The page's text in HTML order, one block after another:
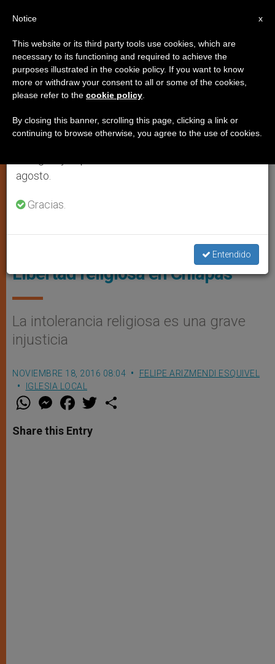
IGLESIA LOCAL
Procesion De Santo Tomas Apóstol. (Wikicommons - Maribel2912)
Libertad religiosa en Chiapas
La intolerancia religiosa es una grave
injusticia
NOVIEMBRE 18, 2016 08:04
FELIPE ARIZMENDI ESQUIVEL
IGLESIA LOCAL
W
t
s
M
e
s
e
F
a
e
b
w
Share this Entry
×
Aviso importante
Del 27 de julio al 7 de agosto haremos la pausa
anual, aprovechando que en el periodo de verano
se generan menos informaciones y también el
agosto.
Gracias.
Entendido
x
Notice
This website or its third party tools use cookies, which are
necessary to its functioning and required to achieve the
purposes illustrated in the cookie policy. If you want to know
more or withdraw your consent to all or some of the cookies,
please refer to the cookie policy
By closing this banner, scrolling this page, clicking a link or
continuing to browse otherwise, you agree to the use of cookies.